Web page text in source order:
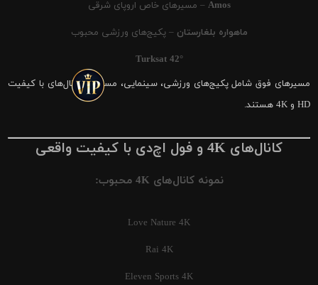
Amos – مسیرهای خاص اروپای شرقی
ماهواره بلغارستان – پکیج‌های ورزشی محبوب
Turksat 42°
مسیرهای فوق شامل پکیج‌های ورزشی، سینمایی، مستند و کانال‌های با کیفیت
HD و 4K هستند.
کانال‌های 4K و فول اچ‌دی با کیفیت واقعی
نمونه کانال‌های 4K محبوب:
Love Nature 4K
Rai 4K
Eleven Sports 4K